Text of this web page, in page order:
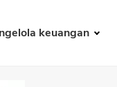
keuangan